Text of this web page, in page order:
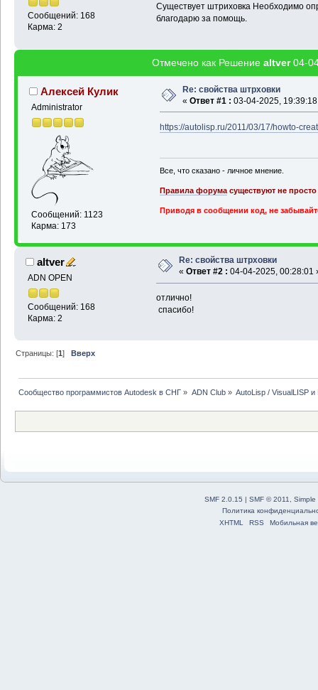
Сообщений: 168
Карма: 2
Существует штриховка Необходимо
благодарю за помощь.
Отмечено как Решение altver04-
Алексей Кулик
Administrator
Сообщений: 1123
Карма: 173
Re: свойства штрховки
« Ответ #1 : 03-04-2025,
https://autolisp.ru/2011/03/17/howto-
Все, что сказано - личное мнение.
Правила форумасуществуют не просто
Приводя в сообщении код, не
altver
ADN OPEN
Сообщений: 168
Карма: 2
Re: свойства штрховки
« Ответ #2 : 04-04-2025, 00:28:01
отлично!
спасибо!
Страницы: [1] Вверх
Сообщество программистов Autodesk в СНГ » ADN Club» AutoLisp / VisualLISP и
SMF 2.0.15 | SMF © 2011, Simple
Политика
XHTML
RSS Мобильная